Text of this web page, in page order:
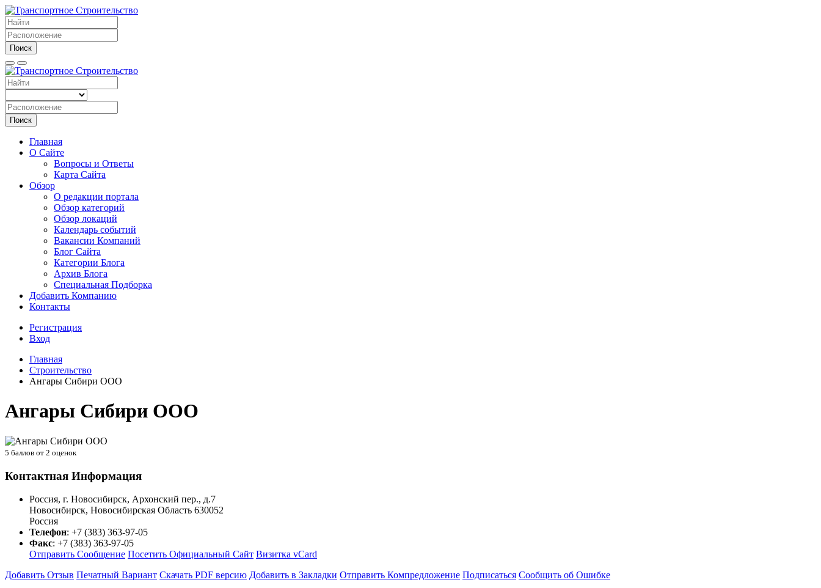
Поиск
Поиск
Главная
О Сайте
Вопросы и Ответы
Карта Сайта
Обзор
О редакции портала
Обзор категорий
Обзор локаций
Календарь событий
Вакансии Компаний
Блог Сайта
Категории Блога
Архив Блога
Специальная Подборка
Добавить Компанию
Контакты
Регистрация
Вход
Главная
Строительство
Ангары Сибири ООО
Ангары Сибири ООО
5 баллов от 2 оценок
Контактная Информация
Россия, г. Новосибирск, Архонский пер., д.7
Новосибирск, Новосибирская Область 630052
Россия
Телефон: +7 (383) 363-97-05
Факс: +7 (383) 363-97-05
Отправить Сообщение Посетить Официальный Сайт Визитка vCard
Добавить Отзыв Печатный Вариант Скачать PDF версию Добавить в Закладки Отправить Компредложение Подписаться Сообщить об Ошибке